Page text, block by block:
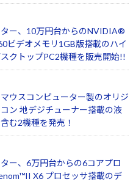
ー、10万円台からのNVIDIA®
ビデオメモリ1GB版搭載のハイ
クトップPC2機種を販売開始!!
ウスコンピューター製のオリジ
ン 地デジチューナー搭載の液
む2機種を発売！
ー、6万円台からの6コアプロ
X6 プロセッサ搭載のデ